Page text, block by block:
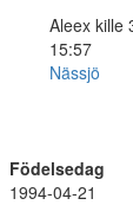
Aleex kille
15:57
Nässjö
Födelsedag
1994-04-21